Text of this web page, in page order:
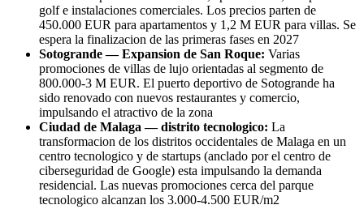
golf e instalaciones comerciales. Los precios parten de
450.000 EUR para apartamentos y 1,2 M EUR para villas. Se
espera la finalizacion de las primeras fases en 2027
Sotogrande — Expansion de San Roque: Varias
promociones de villas de lujo orientadas al segmento de
800.000-3 M EUR. El puerto deportivo de Sotogrande ha
sido renovado con nuevos restaurantes y comercio,
impulsando el atractivo de la zona
Ciudad de Malaga — distrito tecnologico: La
transformacion de los distritos occidentales de Malaga en un
centro tecnologico y de startups (anclado por el centro de
ciberseguridad de Google) esta impulsando la demanda
residencial. Las nuevas promociones cerca del parque
tecnologico alcanzan los 3.000-4.500 EUR/m2